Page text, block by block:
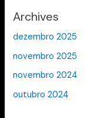
Archives
dezembro 2025
novembro 2025
novembro 2024
outubro 2024